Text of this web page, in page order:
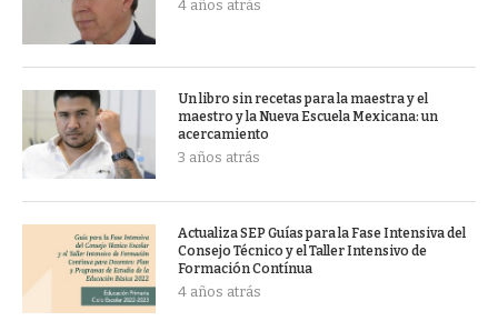
4 años atrás
Un libro sin recetas para la maestra y el
maestro y la Nueva Escuela Mexicana: un
acercamiento
3 años atrás
Actualiza SEP Guías para la Fase Intensiva del
Consejo Técnico y el Taller Intensivo de
Formación Contínua
4 años atrás